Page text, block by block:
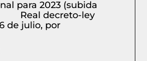
para 2023 (subida
decreto-ley
de julio, por